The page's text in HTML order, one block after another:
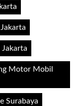
Motor Mobil
Surabaya